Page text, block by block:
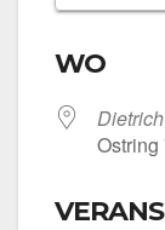
WO
Ost­ring